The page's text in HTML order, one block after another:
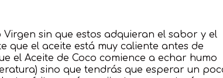
sin que estos adquieran el sabor y el
que el aceite está muy caliente antes de
el Aceite de Coco comience a echar humo
sino que tendrás que esperar un